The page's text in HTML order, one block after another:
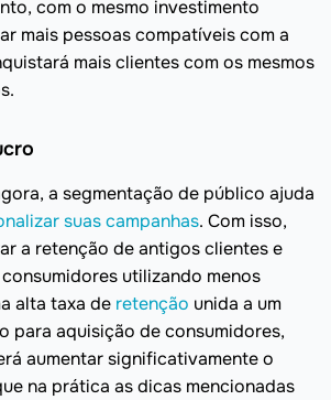
com o mesmo investimento
mais pessoas compatíveis com a
mais clientes com os mesmos
a segmentação de público ajuda
suas campanhas. Com isso,
a retenção de antigos clientes e
utilizando menos
alta taxa de retenção unida a um
para aquisição de consumidores,
aumentar significativamente o
na prática as dicas mencionadas